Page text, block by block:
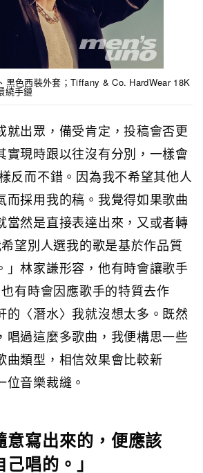
黑色西裝外套；Tiffany & Co. HardWear 18K
繞手鏈
就出眾，備受肯定，投稿會否更
實現時跟以往沒有分別，一樣會
反而不錯。因為我不希望其他人
而採用我的稿。我覺得如果歌曲
當然是直接表達出來，又或者轉
望別人選我的歌是基於作品質
」林家謙形容，他有時會讓歌手
有時會因應歌手的特質去作
的〈潛水〉我就沒想太多。既然
唱過這麼多歌曲，我便構思一些
曲類型，相信效果會比較新
位音樂裁縫。
意寫出來的，便應該
唱的。」